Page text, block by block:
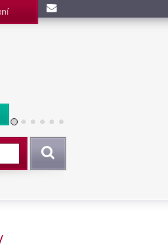
Vyhledat